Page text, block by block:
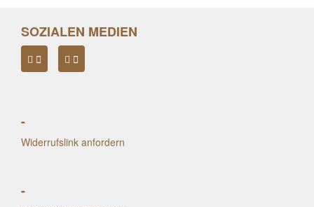
SOZIALEN MEDIEN
-
Widerrufslink anfordern
-